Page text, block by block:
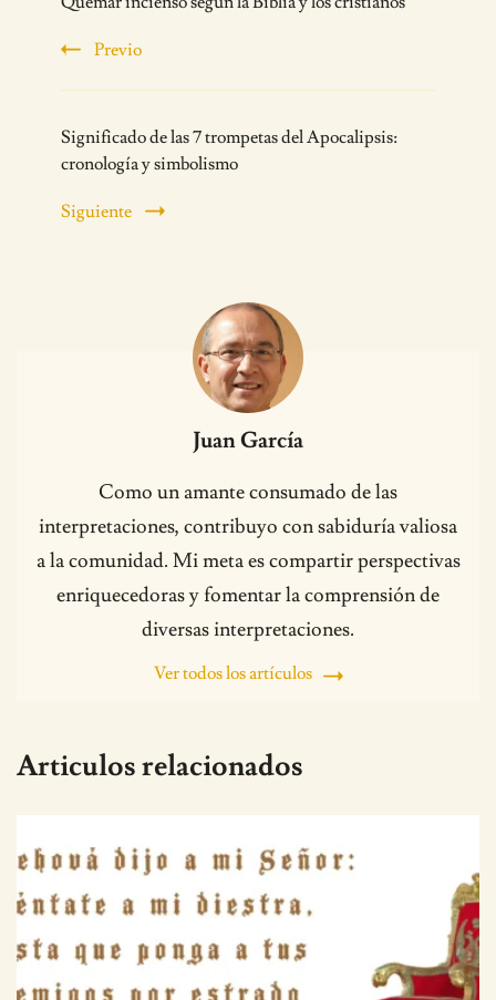
Navigation
Previo
Significado de las 7 trompetas del Apocalipsis:
cronología y simbolismo
Siguiente
Juan García
Como un amante consumado de las
interpretaciones, contribuyo con sabiduría valiosa
a la comunidad. Mi meta es compartir perspectivas
enriquecedoras y fomentar la comprensión de
diversas interpretaciones.
Ver todos los artículos
Articulos relacionados